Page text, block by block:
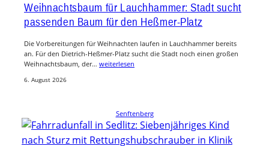
Weihnachtsbaum für Lauchhammer: Stadt sucht
passenden Baum für den Heßmer-Platz
Die Vorbereitungen für Weihnachten laufen in Lauchhammer bereits
an. Für den Dietrich-Heßmer-Platz sucht die Stadt noch einen großen
Weihnachtsbaum, der… weiterlesen
6. August 2026
Senftenberg